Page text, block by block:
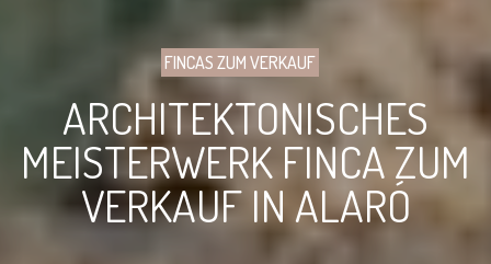
FINCAS ZUM VERKAUF
ARCHITEKTONISCHES
MEISTERWERK FINCA ZUM
VERKAUF IN ALARÓ